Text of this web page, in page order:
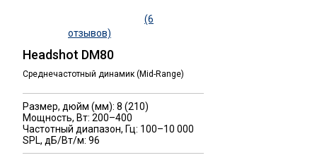
(6
отзывов)
Headshot DM80
Среднечастотный динамик (Mid-Range)
Размер, дюйм (мм): 8 (210)
Мощность, Вт: 200–400
Частотный диапазон, Гц: 100–10 000
SPL, дБ/Вт/м: 96